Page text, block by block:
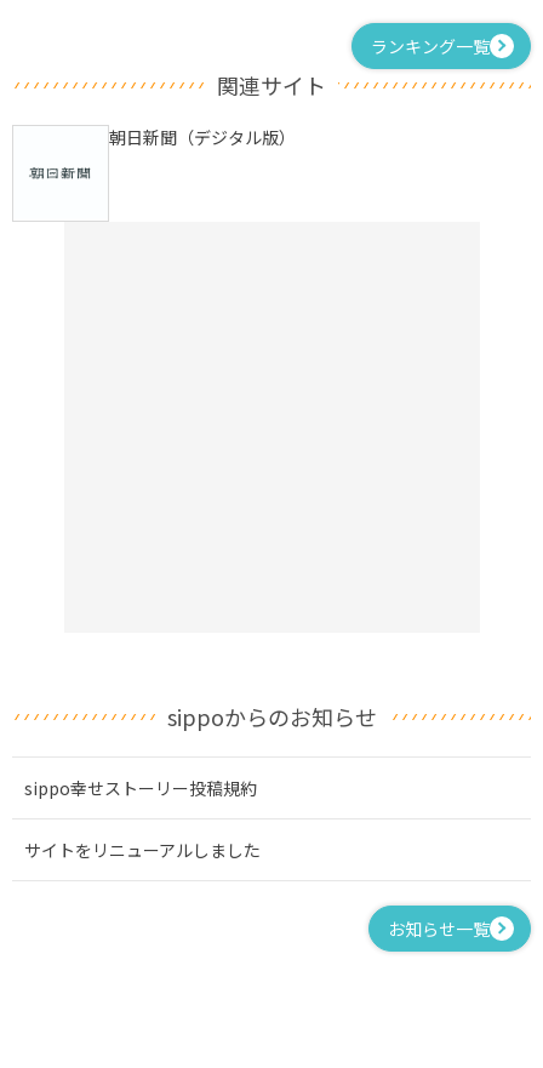
ランキング一覧
関連サイト
朝日新聞（デジタル版）
sippoからのお知らせ
sippo幸せストーリー投稿規約
サイトをリニューアルしました
お知らせ一覧